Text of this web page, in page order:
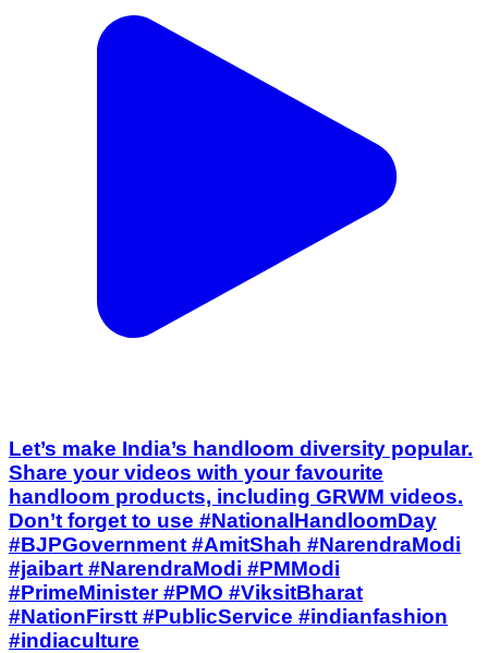
Let’s make India’s handloom diversity popular.
Share your videos with your favourite
handloom products, including GRWM videos.
Don’t forget to use #NationalHandloomDay
#BJPGovernment #AmitShah #NarendraModi
#jaibart #NarendraModi #PMModi
#PrimeMinister #PMO #ViksitBharat
#NationFirstt #PublicService #indianfashion
#indiaculture